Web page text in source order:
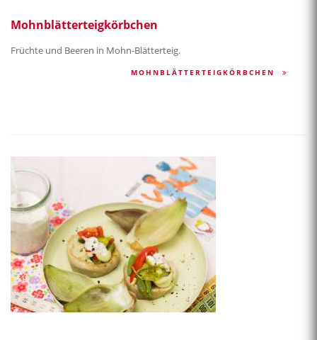
Mohnblätterteigkörbchen
Früchte und Beeren in Mohn-Blätterteig.
MOHNBLÄTTERTEIGKÖRBCHEN